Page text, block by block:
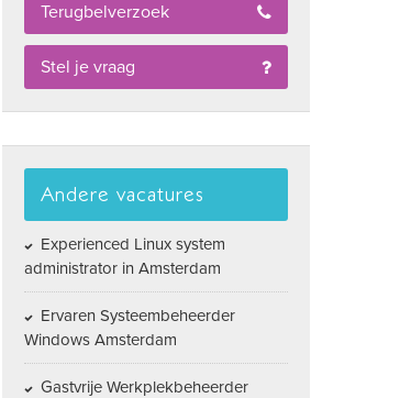
Terugbelverzoek
Stel je vraag
Andere vacatures
Experienced Linux system
administrator in Amsterdam
Ervaren Systeembeheerder
Windows Amsterdam
Gastvrije Werkplekbeheerder